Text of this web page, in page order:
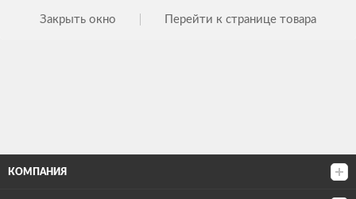
Закрыть окно Перейти к странице товара
КОМПАНИЯ